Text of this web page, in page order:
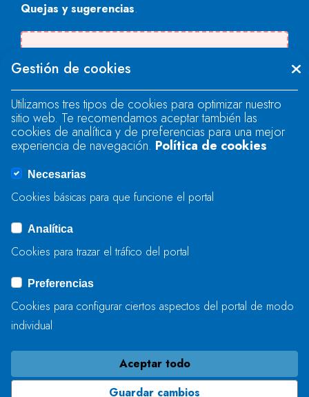
Quejas y sugerencias.
"text".
Se produjo un error al cargar el campo
"text".
Se produjo un error al cargar el campo
ENVIAR
Gestión de cookies
Utilizamos tres tipos de cookies para optimizar nuestro
sitio web. Te recomendamos aceptar también las
cookies de analítica y de preferencias para una mejor
experiencia de navegación. Política de cookies
Necesarias
Cookies básicas para que funcione el portal
Analítica
Cookies para trazar el tráfico del portal
Preferencias
Cookies para configurar ciertos aspectos del portal de modo
individual
Aceptar todo
Guardar cambios